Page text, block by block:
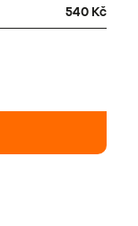
540 Kč